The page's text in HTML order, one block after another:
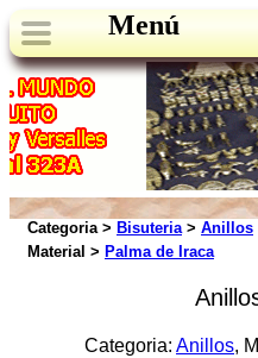
Menú
Categoria > Bisuteria> Anillos
Material > Palma de Iraca
Categoria: Anillos,